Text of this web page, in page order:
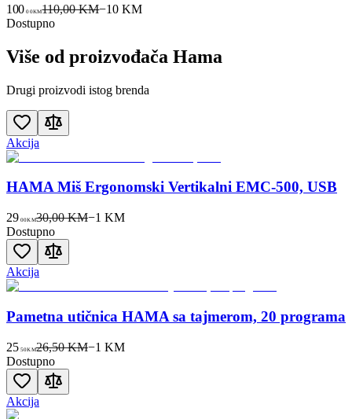
100 00KM110,00 KM−10 KM
Dostupno
Više od proizvođača Hama
Drugi proizvodi istog brenda
Akcija
HAMA Miš Ergonomski Vertikalni EMC-500, USB
29 00KM30,00 KM−1 KM
Dostupno
Akcija
Pametna utičnica HAMA sa tajmerom, 20 programa
25 50KM26,50 KM−1 KM
Dostupno
Akcija